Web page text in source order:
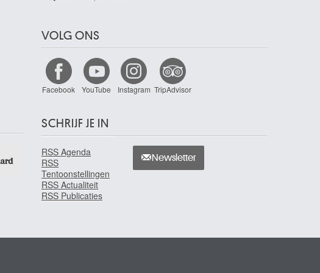
VOLG ONS
Facebook YouTube Instagram TripAdvisor
SCHRIJF JE IN
RSS Agenda
RSS
Tentoonstellingen
RSS Actualiteit
RSS Publicaties
Newsletter